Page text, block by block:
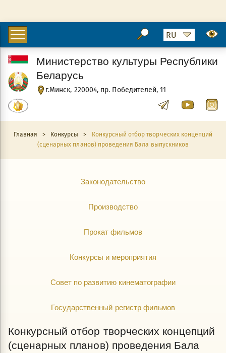
г.Минск, 220004, пр. Победителей, 11
Министерство культуры Республики
Беларусь
Главная > Конкурсы >
Конкурсный отбор творческих концепций
(сценарных планов) проведения Бала выпускников
Законодательство
Производство
Прокат фильмов
Конкурсы и мероприятия
Совет по развитию кинематографии
Государственный регистр фильмов
Конкурсный отбор творческих концепций
(сценарных планов) проведения Бала